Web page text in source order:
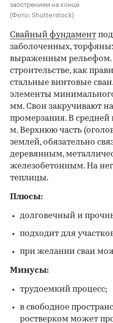
заострением на конце
(Фото: Shutterstock)
Свайный фундамент
заболоченных,
выраженным рельефом.
строительстве, как
стальные винтовые
элементы
мм. Свои закручивают
промерзания. В средней
м. Верхнюю часть
землей, обязательно
деревянным,
железобетонным. На
теплицы.
Плюсы:
долговечный и
подходит для
при желании сваи
Минусы:
трудоемкий процесс;
в свободное
ростверком может